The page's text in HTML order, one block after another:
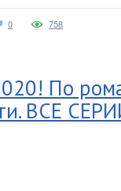
0 758
По
ВСЕ